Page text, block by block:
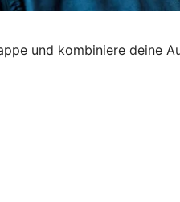
und kombiniere